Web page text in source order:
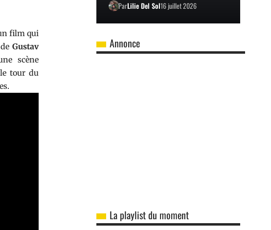
film qui
deGustav
scène
tour du
ParLilie Del Sol16 juillet 2026
Annonce
La playlist du moment